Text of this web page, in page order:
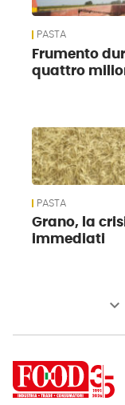
PASTA
Frumento
quattro
PASTA
Grano, la
immediati
keyboard_arrow_down